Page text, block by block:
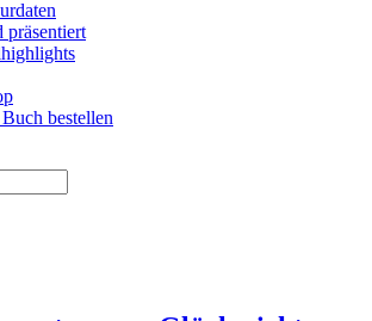
präsentiert
bestellen